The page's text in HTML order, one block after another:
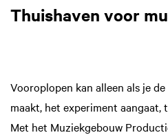
Thuishaven voor
Vooroplopen kan alleen als je
maakt, het experiment
Met het Muziekgebouw